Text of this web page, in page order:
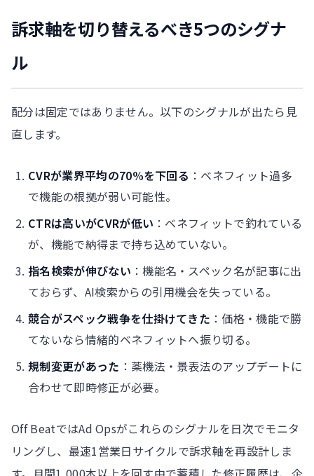
訴求軸を切り替えるべき5つのシグナ
ル
配分は固定ではありません。以下のシグナルが出たら見
直します。
CVRが業界平均の70%を下回る ：ベネフィット過多
で機能の根拠が弱い可能性。
CTRは高いがCVRが低い ：ベネフィットで釣れている
が、機能で納得まで持ち込めていない。
指名検索が伸びない ：機能名・スペック名が記事に出
ておらず、AI検索からの引用機会を失っている。
競合がスペック戦争を仕掛けてきた ：価格・機能で勝
てないなら情緒的ベネフィットへ振り切る。
規制変更があった ：薬機法・景表法のアップデートに
合わせて即時修正が必要。
Off BeatではAd Opsがこれらのシグナルを日次でモニタ
リングし、最速1営業日サイクルで訴求軸を再設計しま